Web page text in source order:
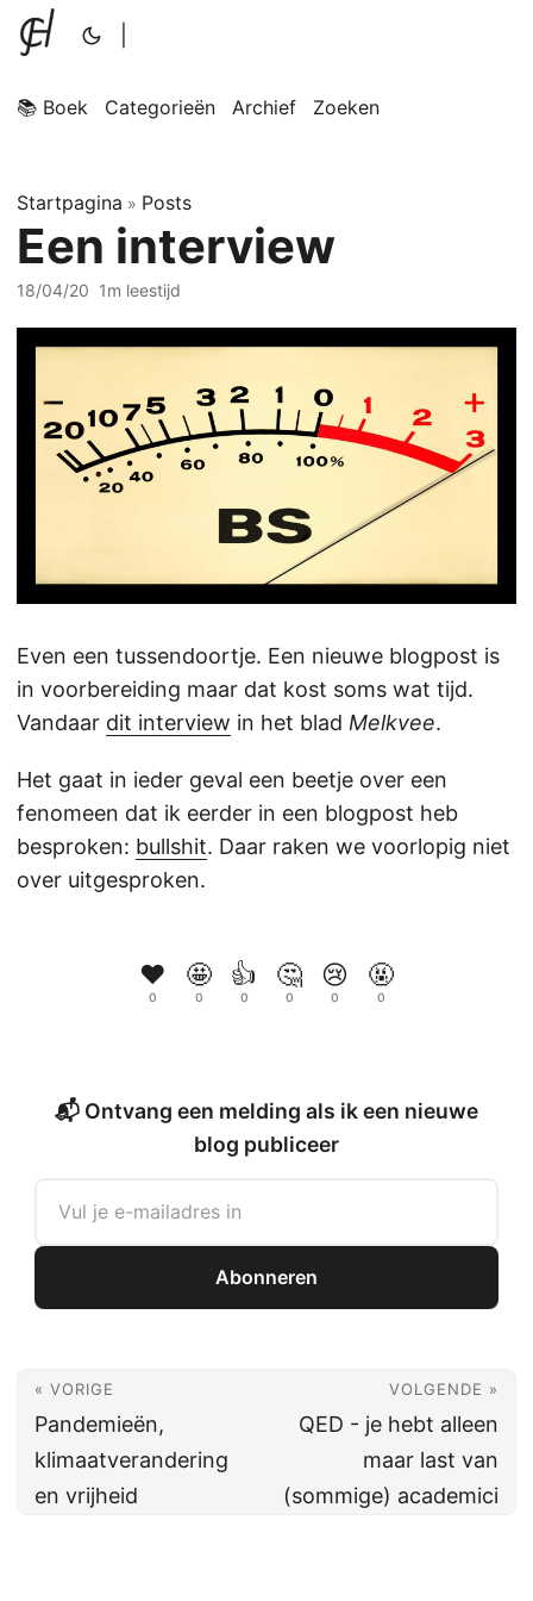
📚 Boek Categorieën Archief Zoeken
Startpagina » Posts
Een interview
18/04/20 1m leestijd
Even een tussendoortje. Een nieuwe blogpost is
in voorbereiding maar dat kost soms wat tijd.
Vandaar dit interview in het blad Melkvee.
Het gaat in ieder geval een beetje over een
fenomeen dat ik eerder in een blogpost heb
besproken: bullshit. Daar raken we voorlopig niet
over uitgesproken.
❤️
0
🤩
0
👍
0
🤔
0
😢
0
🤬
0
📬 Ontvang een melding als ik een nieuwe
blog publiceer
Abonneren
« VORIGE
Pandemieën,
klimaatverandering
en vrijheid
VOLGENDE »
QED - je hebt alleen
maar last van
(sommige) academici